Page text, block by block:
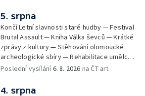
5. srpna
Končí Letní slavnosti staré hudby — Festival
Brutal Assault — Kniha Válka ševců — Krátké
zprávy z kultury — Stěhování olomoucké
archeologické sbíry — Rehabilitace umělce
Milana Knížáka — Trailer na film Osamělý vlk
Poslední vysílání6. 8. 2026 na ČT art
4. srpna